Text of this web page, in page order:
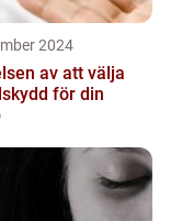
2024
av att välja
för din